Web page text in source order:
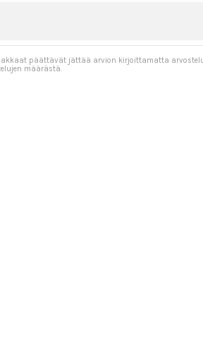
päättävät jättää arvion kirjoittamatta
määrästä.